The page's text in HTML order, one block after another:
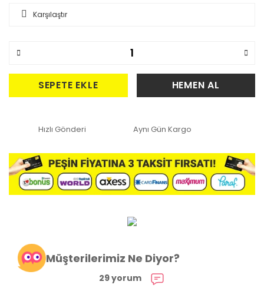
Karşılaştır
SEPETE EKLE HEMEN AL
Hızlı Gönderi Aynı Gün Kargo
Müşterilerimiz Ne Diyor?
29 yorum